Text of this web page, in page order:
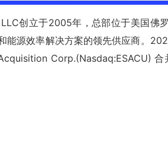
创立于2005年，总部位于美国佛
能源效率解决方案的领先供应商。
Corp.(Nasdaq:ESACU) 合